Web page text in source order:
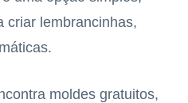
criar lembrancinhas,
moldes gratuitos,